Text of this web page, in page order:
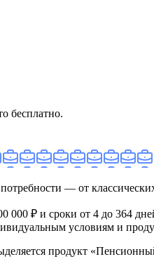
бесплатно.
— от
000 ₽ и сроки от 4 до 364
условиям и
продукт